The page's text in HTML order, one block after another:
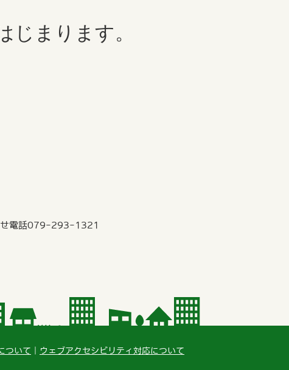
じまります。
電話079-293-1321
ついて ウェブアクセシビリティ対応について